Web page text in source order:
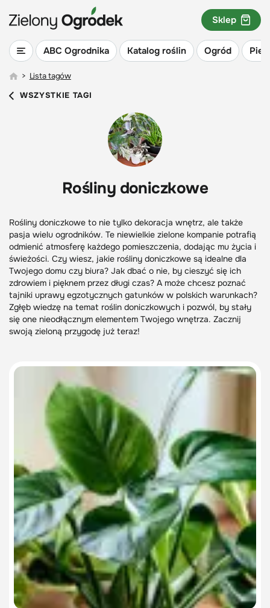
ABC Ogrodnika Katalog roślin Ogród
Sklep
> Lista tagów
WSZYSTKIE TAGI
Rośliny doniczkowe
Rośliny doniczkowe to nie tylko dekoracja wnętrz, ale także
pasja wielu ogrodników. Te niewielkie zielone kompanie potrafią
odmienić atmosferę każdego pomieszczenia, dodając mu życia i
świeżości. Czy wiesz, jakie rośliny doniczkowe są idealne dla
Twojego domu czy biura? Jak dbać o nie, by cieszyć się ich
zdrowiem i pięknem przez długi czas? A może chcesz poznać
tajniki uprawy egzotycznych gatunków w polskich warunkach?
Zgłęb wiedzę na temat roślin doniczkowych i pozwól, by stały
się one nieodłącznym elementem Twojego wnętrza. Zacznij
swoją zieloną przygodę już teraz!